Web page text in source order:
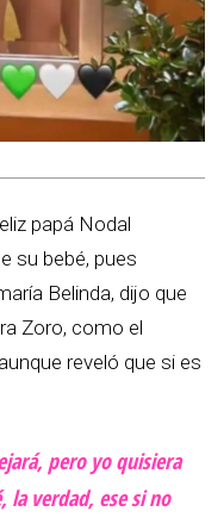
papá Nodal
su bebé, pues
Belinda, dijo que
Zoro, como el
reveló que si es
pero yo quisiera
la verdad, ese si no